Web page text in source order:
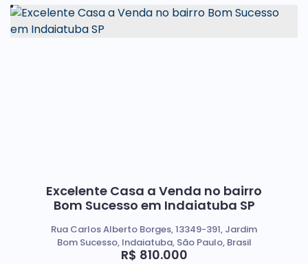
Excelente Casa a Venda no bairro
Bom Sucesso em Indaiatuba SP
R$ 810.000
Rua Carlos Alberto Borges, 13349-391, Jardim
Bom Sucesso, Indaiatuba, São Paulo, Brasil